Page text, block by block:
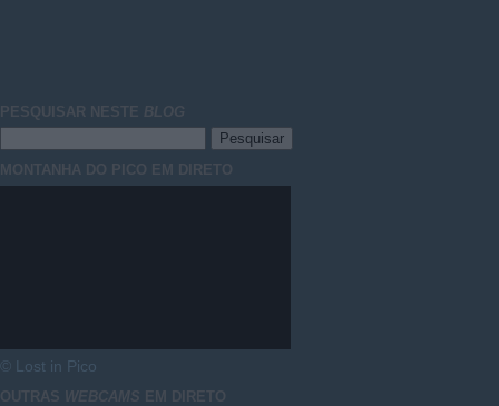
PESQUISAR NESTE BLOG
MONTANHA DO PICO EM DIRETO
© Lost in Pico
OUTRAS WEBCAMS EM DIRETO